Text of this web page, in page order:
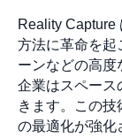
Reality Capture
方法に革命を起
ーンなどの高度
企業はスペース
きます。この
の最適化が強化